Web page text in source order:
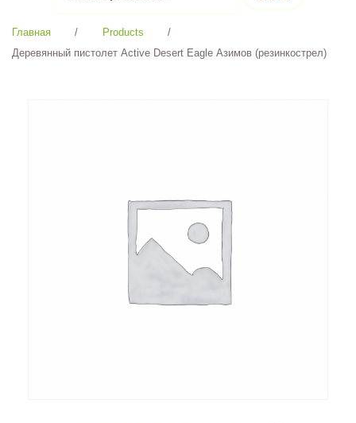
Главная / Products
/
Деревянный пистолет Active Desert Eagle Азимов (резинкострел)